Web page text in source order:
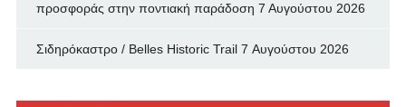
προσφοράς στην ποντιακή παράδοση 7 Αυγούστου 2026
Σιδηρόκαστρο / Belles Historic Trail 7 Αυγούστου 2026